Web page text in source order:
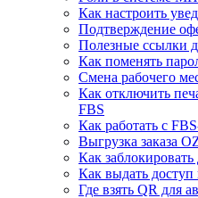
Как настроить
Подтверждение
Полезные ссылки
Как поменять
Смена рабочего
Как отключить
FBS
Как работать с
Выгрузка заказа
Как
Как выдать
Где взять QR для